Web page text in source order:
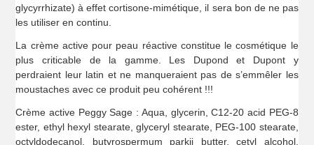
glycyrrhizate) à effet cortisone-mimétique, il sera bon de ne pas
les utiliser en continu.
La crème active pour peau réactive constitue le cosmétique le
plus criticable de la gamme. Les Dupond et Dupont y
perdraient leur latin et ne manqueraient pas de s’emmêler les
moustaches avec ce produit peu cohérent !!!
Crème active Peggy Sage : Aqua, glycerin, C12-20 acid PEG-8
ester, ethyl hexyl stearate, glyceryl stearate, PEG-100 stearate,
octyldodecanol, butyrospermum parkii butter, cetyl alcohol,